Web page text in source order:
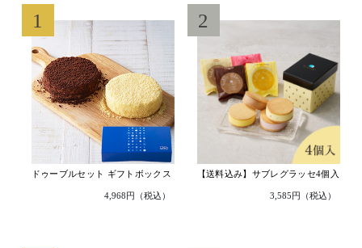
や
SNS、
メ
ー
ル
1
ドゥーブルセット ギフトボックス
4,968円（税込）
2
【送料込み】サブレグラッセ4個入
3,585円（税込）